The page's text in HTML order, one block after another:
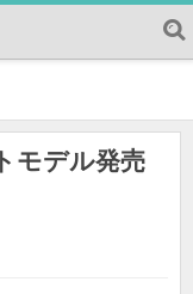
モデル発売